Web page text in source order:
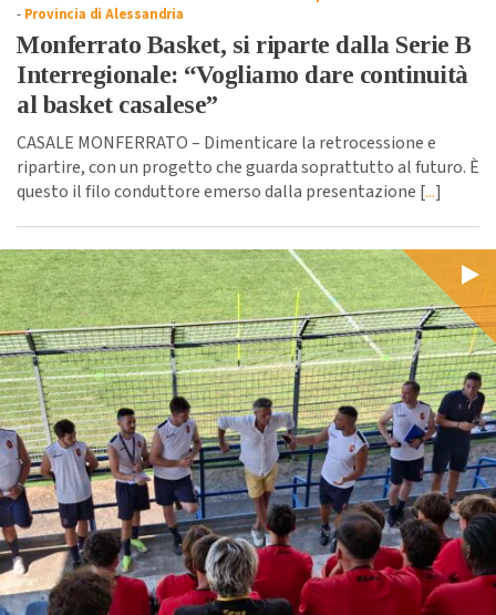
- Provincia di Alessandria
Monferrato Basket, si riparte dalla Serie B
Interregionale: “Vogliamo dare continuità
al basket casalese”
CASALE MONFERRATO – Dimenticare la retrocessione e
ripartire, con un progetto che guarda soprattutto al futuro. È
questo il filo conduttore emerso dalla presentazione [...]